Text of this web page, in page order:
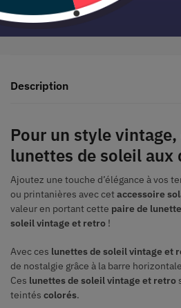
Description
Pour un style
lunettes de soleil aux
Ajoutez une touche d’élégance à vos
ou printanières avec cetaccessoire
valeur en portant cette paire de
soleil vintage et retro !
Avec ces lunettes de soleil vintage et
de nostalgie grâce à la barre
Ces lunettes de soleil vintage et retro
teintés colorés.